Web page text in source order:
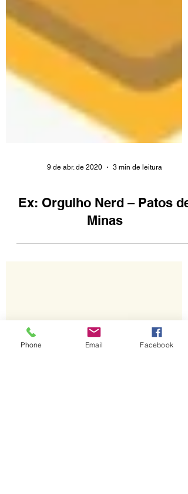
9 de abr. de 2020 3 min de leitura
Ex: Orgulho Nerd – Patos de
Phone Email Facebook